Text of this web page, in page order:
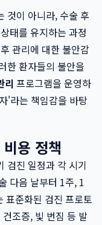
것이 아니라, 수술 후
태를 유지하는 과정
관리에 대한 불안감
한 환자들의 불안을
리 프로그램을 운영하
'라는 책임감을 바탕
용 정책
검진 일정과 각 시기
다음 날부터 1주, 1
표준화된 검진 프로토
조증, 빛 번짐 등 발